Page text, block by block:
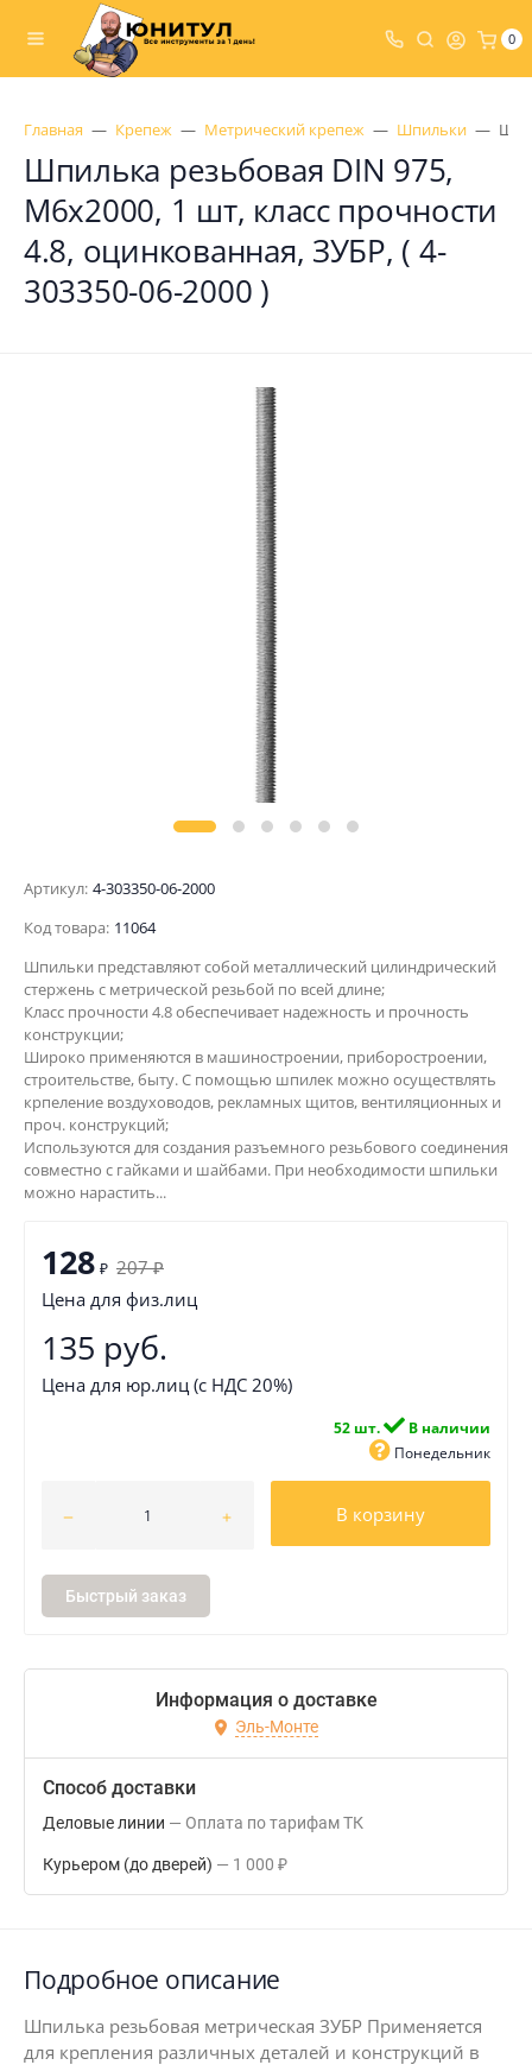
0
Главная Крепеж Метрический крепеж Шпильки
Шпилька резьбовая DIN 975,
М6x2000, 1 шт, класс прочности
4.8, оцинкованная, ЗУБР, ( 4-
303350-06-2000 )
Артикул: 4-303350-06-2000
Код товара: 11064
Шпильки представляют собой металлический цилиндрический
стержень с метрической резьбой по всей длине;
Класс прочности 4.8 обеспечивает надежность и прочность
конструкции;
Широко применяются в машиностроении, приборостроении,
строительстве, быту. С помощью шпилек можно осуществлять
крпеление воздуховодов, рекламных щитов, вентиляционных и
проч. конструкций;
Используются для создания разъемного резьбового соединения
совместно с гайками и шайбами. При необходимости шпильки
можно нарастить...
128 ₽ 207 ₽
Цена для физ.лиц
135 руб.
Цена для юр.лиц (с НДС 20%)
52 шт.
В наличии
Понедельник
В корзину
Быстрый заказ
Информация о доставке
Эль-Монте
Способ доставки
Деловые линии Оплата по тарифам ТК
Курьером (до дверей) 1 000 ₽
Подробное описание
Шпилька резьбовая метрическая ЗУБР Применяется
для крепления различных деталей и конструкций в